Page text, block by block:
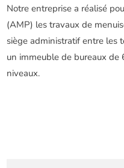
Notre entreprise a réalisé
(AMP) les travaux de
siège administratif entre les
un immeuble de bureaux de
niveaux.